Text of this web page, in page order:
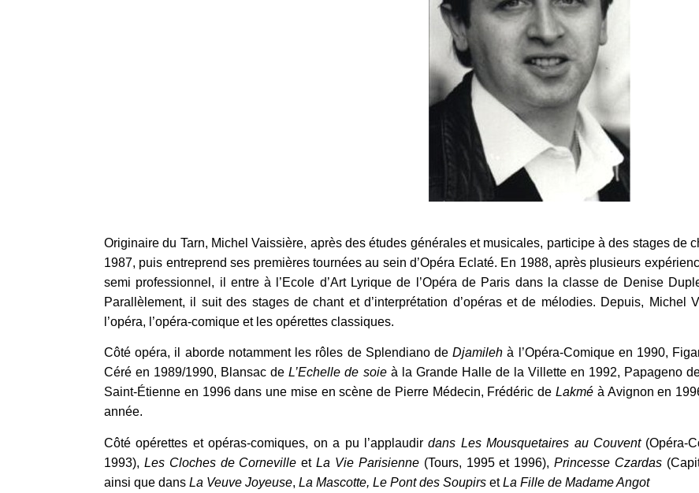
Originaire du Tarn, Michel Vaissière, après des études générales et musicales, participe à des stages de
1987, puis entreprend ses premières tournées au sein d’Opéra Eclaté. En 1988, après plusieurs
semi professionnel, il entre à l’Ecole d’Art Lyrique de l’Opéra de Paris dans la classe de Denise
Parallèlement, il suit des stages de chant et d’interprétation d’opéras et de mélodies. Depuis, Michel
l’opéra, l’opéra-comique et les opérettes classiques.
Côté opéra, il aborde notamment les rôles de Splendiano deDjamileh à l’Opéra-Comique en 1990,
Céré en 1989/1990, Blansac deL’Echelle de soieà la Grande Halle de la Villette en 1992, Papageno
Saint-Étienne en 1996 dans une mise en scène de Pierre Médecin, Frédéric de Lakmé à Avignon en
année.
Côté opérettes et opéras-comiques, on a pu l’applaudirdans Les Mousquetaires au Couvent(Opéra-
1993), Les Cloches de Corneville etLa Vie Parisienne(Tours, 1995 et 1996),Princesse Czardas
ainsi que dans La Veuve Joyeuse, La Mascotte, Le Pont des Soupirs etLa Fille de Madame Angot